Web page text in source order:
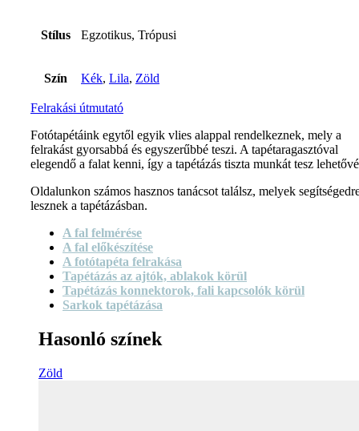
Stílus Egzotikus, Trópusi
Szín Kék, Lila, Zöld
Felrakási útmutató
Fotótapétáink egytől egyik vlies alappal rendelkeznek, mely a
felrakást gyorsabbá és egyszerűbbé teszi. A tapétaragasztóval
elegendő a falat kenni, így a tapétázás tiszta munkát tesz
Oldalunkon számos hasznos tanácsot találsz, melyek
lesznek a tapétázásban.
A fal felmérése
A fal előkészítése
A fotótapéta felrakása
Tapétázás az ajtók, ablakok körül
Tapétázás konnektorok, fali kapcsolók körül
Sarkok tapétázása
Hasonló színek
Zöld